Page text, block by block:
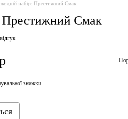
набір: Престижний Смак
Престижний Смак
знижки